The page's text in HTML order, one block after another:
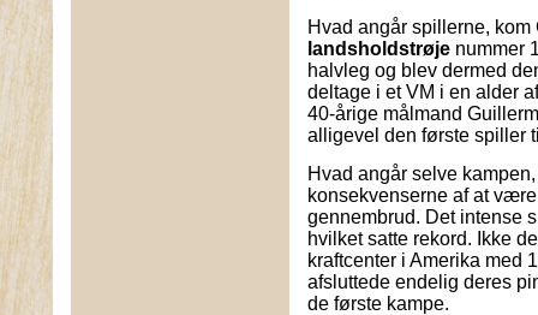
Hvad angår spillerne,
landsholdstrøje nummer
halvleg og blev dermed
deltage i et VM i en alder
40-årige målmand
alligevel den første spiller
Hvad angår selve
konsekvenserne af at
gennembrud. Det intense
hvilket satte rekord. Ikke
kraftcenter i Amerika med
afsluttede endelig deres
de første kampe.